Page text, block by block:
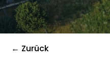
← Zurück